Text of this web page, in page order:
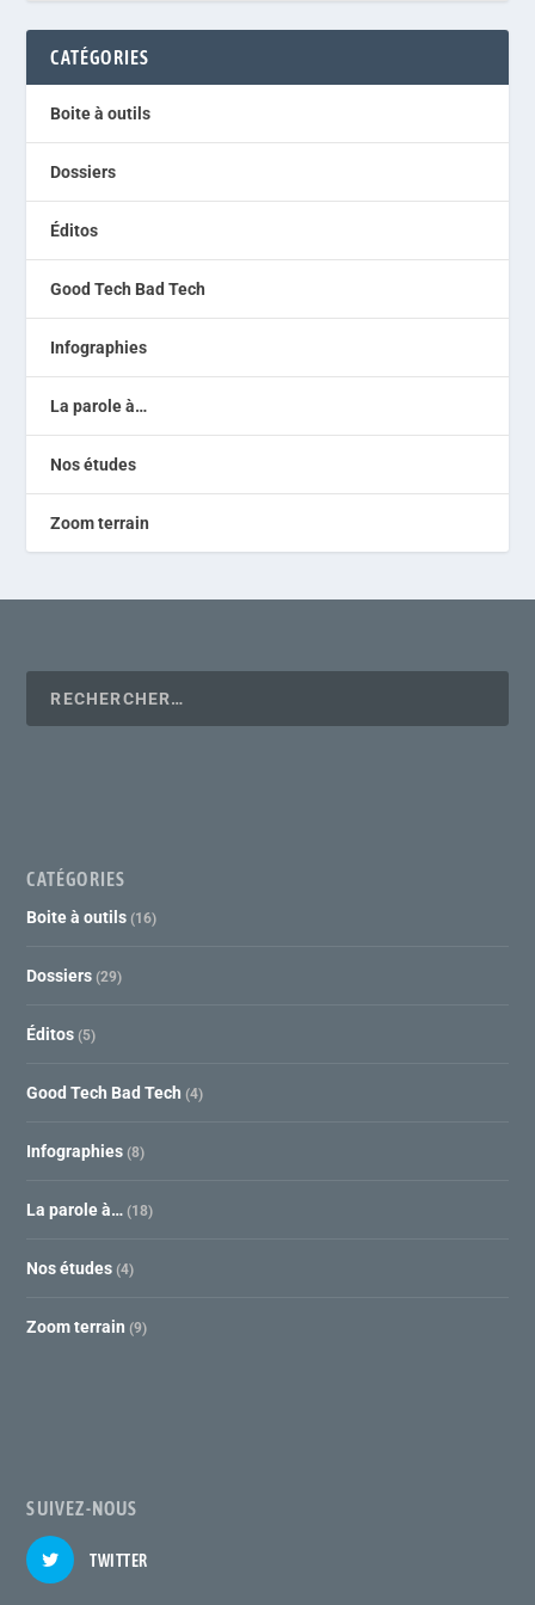
CATÉGORIES
Boite à outils
Dossiers
Éditos
Good Tech Bad Tech
Infographies
La parole à…
Nos études
Zoom terrain
CATÉGORIES
Boite à outils (16)
Dossiers (29)
Éditos (5)
Good Tech Bad Tech (4)
Infographies (8)
La parole à… (18)
Nos études (4)
Zoom terrain (9)
SUIVEZ-NOUS
TWITTER